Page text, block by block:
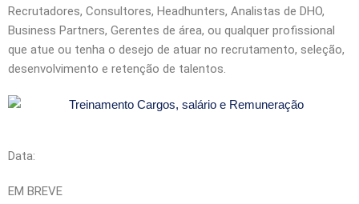
Recrutadores, Consultores, Headhunters, Analistas de DHO,
Business Partners, Gerentes de área, ou qualquer profissional
que atue ou tenha o desejo de atuar no recrutamento, seleção,
desenvolvimento e retenção de talentos.
Data:
EM BREVE